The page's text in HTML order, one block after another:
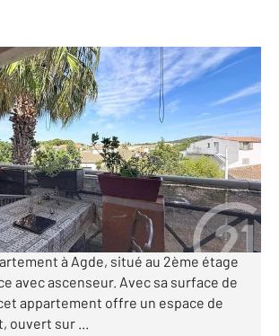
T3 à vendre
€
T3 DUPLEX RESIDENCE
GARAGE - CELLIER *** Découvrez ce
à Agde, situé au 2ème étage
avec ascenseur. Avec sa surface de
appartement offre un espace de
ouvert sur ...